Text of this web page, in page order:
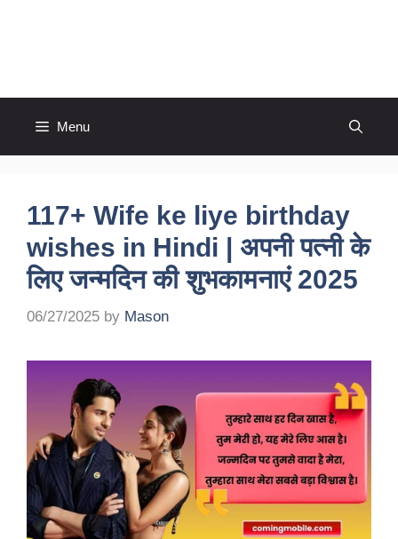
Menu
117+ Wife ke liye birthday
wishes in Hindi​ | अपनी पत्नी के
लिए जन्मदिन की शुभकामनाएं 2025
06/27/2025 by Mason